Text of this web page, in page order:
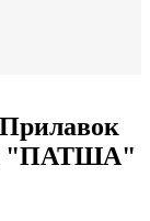
"ПАТША"